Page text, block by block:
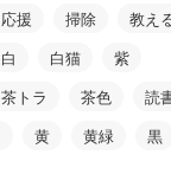
応援 掃除
教え
白 白猫
紫
茶トラ 茶色
読
黄 黄緑
黒